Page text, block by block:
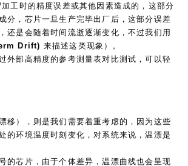
工时的精度误差或其他因素造成的，这部分
分，芯片一旦生产完毕出厂后，这部分误差
还是会随着时间流逝逐渐变化，不过我们用
Drift) 来描述这类现象）。
外部高精度的参考测量表对比测试，可以轻
移），则是我们需要着重考虑的，因为这些
的环境温度时刻变化，对系统来说，温漂是
的芯片，由于个体差异，温漂曲线也会呈现